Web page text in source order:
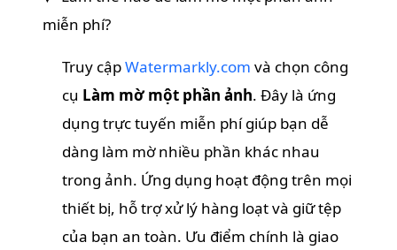
miễn phí?
Truy cậpWatermarkly.com và chọn công
cụ Làm mờ một phần ảnh. Đây là ứng
dụng trực tuyến miễn phí giúp bạn dễ
dàng làm mờ nhiều phần khác nhau
trong ảnh. Ứng dụng hoạt động trên mọi
thiết bị, hỗ trợ xử lý hàng loạt và giữ tệp
của bạn an toàn. Ưu điểm chính là giao